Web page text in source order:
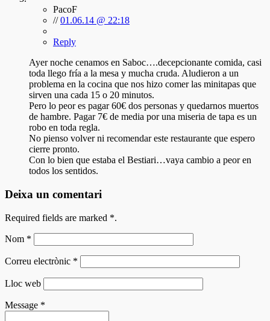
PacoF
//01.06.14 @ 22:18
Reply
Ayer noche cenamos en Saboc….decepcionante comida, casi
toda llego fría a la mesa y mucha cruda. Aludieron a un
problema en la cocina que nos hizo comer las minitapas que
sirven una cada 15 o 20 minutos.
Pero lo peor es pagar 60€ dos personas y quedarnos muertos
de hambre. Pagar 7€ de media por una miseria de tapa es un
robo en toda regla.
No pienso volver ni recomendar este restaurante que espero
cierre pronto.
Con lo bien que estaba el Bestiari…vaya cambio a peor en
todos los sentidos.
Deixa un comentari
Required fields are marked *.
Nom *
Correu electrònic *
Lloc web
Message *